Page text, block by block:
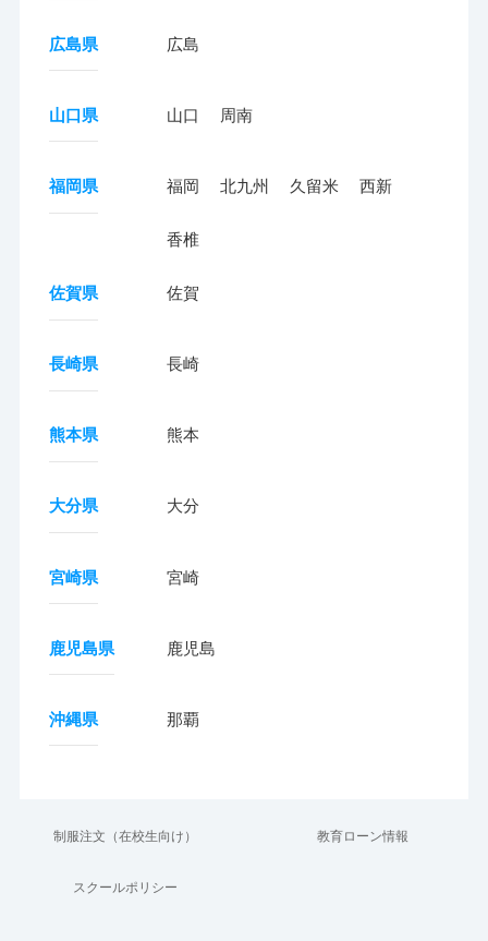
広島県 広島
山口県 山口 周南
福岡県 福岡 北九州 久留米 西新
香椎
佐賀県 佐賀
長崎県 長崎
熊本県 熊本
大分県 大分
宮崎県 宮崎
鹿児島県 鹿児島
沖縄県 那覇
制服注文（在校生向け） 教育ローン情報
スクールポリシー